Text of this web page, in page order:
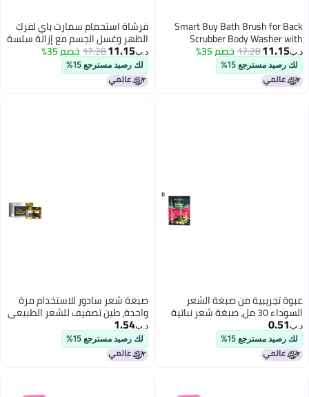
Smart Buy Bath Brush for Back
Scrubber Body Washer with
Smooth Removal For Unisex “Set
of 1”
د.ب‏11.15
17.28خصم 35%
لك رصيد مسترجع 15%
فرشاة استحمام سمارت باي لفرك
الظهر وغسل الجسم مع إزالة سلسة
للرجال والنساء "عبوة من 1"
د.ب‏11.15
17.28خصم 35%
لك رصيد مسترجع 15%
عبوة تجريبية من صبغة الشعر
السوداء 30 مل، صبغة شعر نباتية
للاستخدام المنزلي للشعر الرمادي.
د.ب‏0.51
لك رصيد مسترجع 15%
صبغة شعر سادور للاستخدام مرة
واحدة، طين تصفيف للشعر الطبيعي
والكثيف، سهل الغسل، لا يتلف
الشعر.
د.ب‏1.54
لك رصيد مسترجع 15%